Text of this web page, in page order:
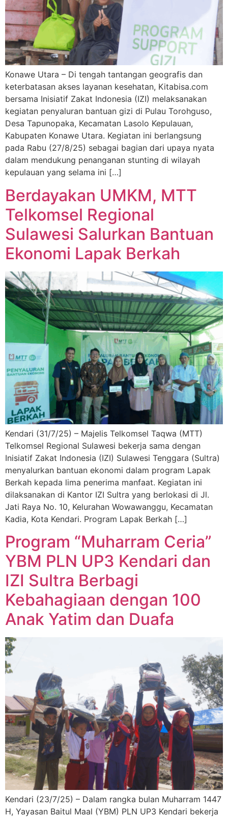
Konawe Utara – Di tengah tantangan geografis dan
keterbatasan akses layanan kesehatan, Kitabisa.com
bersama Inisiatif Zakat Indonesia (IZI) melaksanakan
kegiatan penyaluran bantuan gizi di Pulau Torohguso,
Desa Tapunopaka, Kecamatan Lasolo Kepulauan,
Kabupaten Konawe Utara. Kegiatan ini berlangsung
pada Rabu (27/8/25) sebagai bagian dari upaya nyata
dalam mendukung penanganan stunting di wilayah
kepulauan yang selama ini […]
Berdayakan UMKM, MTT
Telkomsel Regional
Sulawesi Salurkan Bantuan
Ekonomi Lapak Berkah
Kendari (31/7/25) – Majelis Telkomsel Taqwa (MTT)
Telkomsel Regional Sulawesi bekerja sama dengan
Inisiatif Zakat Indonesia (IZI) Sulawesi Tenggara (Sultra)
menyalurkan bantuan ekonomi dalam program Lapak
Berkah kepada lima penerima manfaat. Kegiatan ini
dilaksanakan di Kantor IZI Sultra yang berlokasi di Jl.
Jati Raya No. 10, Kelurahan Wowawanggu, Kecamatan
Kadia, Kota Kendari. Program Lapak Berkah […]
Program “Muharram Ceria”
YBM PLN UP3 Kendari dan
IZI Sultra Berbagi
Kebahagiaan dengan 100
Anak Yatim dan Duafa
Kendari (23/7/25) – Dalam rangka bulan Muharram 1447
H, Yayasan Baitul Maal (YBM) PLN UP3 Kendari bekerja